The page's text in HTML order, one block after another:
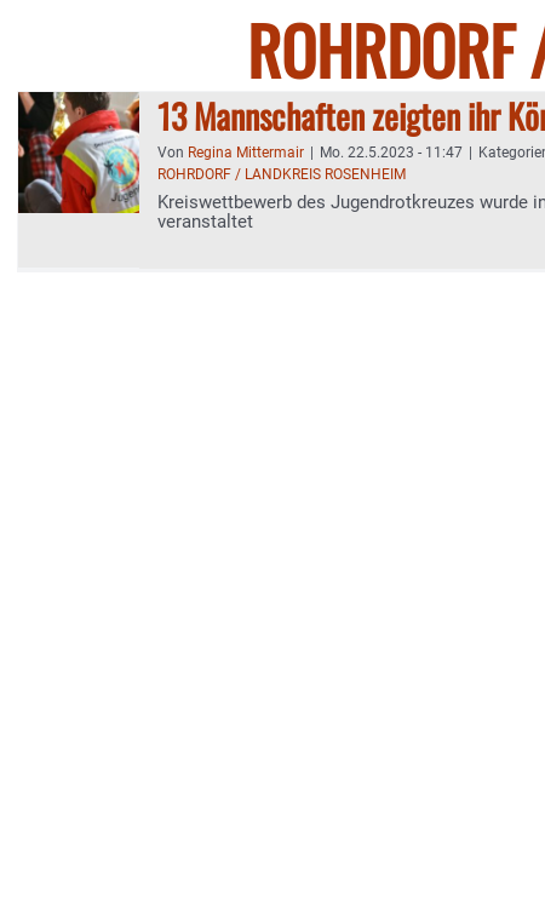
13 Mannschaften zeigten ihr
Von Regina Mittermair Mo. 22.5.2023 - 11:47
ROHRDORF / LANDKREIS ROSENHEIM
Kreiswettbewerb des Jugendrotkreuzes wurde
veranstaltet